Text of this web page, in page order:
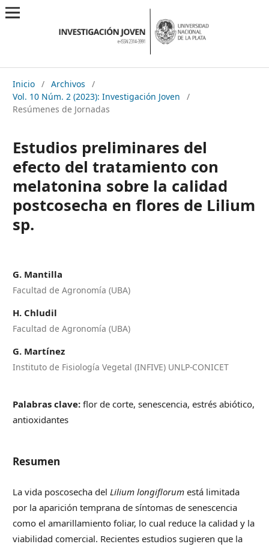
Inicio / Archivos
/
Vol. 10 Núm. 2 (2023): Investigación Joven
/
Resúmenes de Jornadas
Estudios preliminares del
efecto del tratamiento con
melatonina sobre la calidad
postcosecha en flores de Lilium
sp.
G. Mantilla
Facultad de Agronomía (UBA)
H. Chludil
Facultad de Agronomía (UBA)
G. Martínez
Instituto de Fisiología Vegetal (INFIVE) UNLP-CONICET
Palabras clave:flor de corte, senescencia, estrés abiótico,
antioxidantes
Resumen
La vida poscosecha del Lilium longiflorum está limitada
por la aparición temprana de síntomas de senescencia
como el amarillamiento foliar, lo cual reduce la calidad y la
viabilidad comercial. Recientes estudios sugieren que la